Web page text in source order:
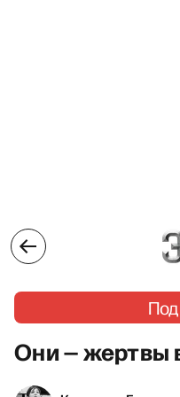
Они — жертвы